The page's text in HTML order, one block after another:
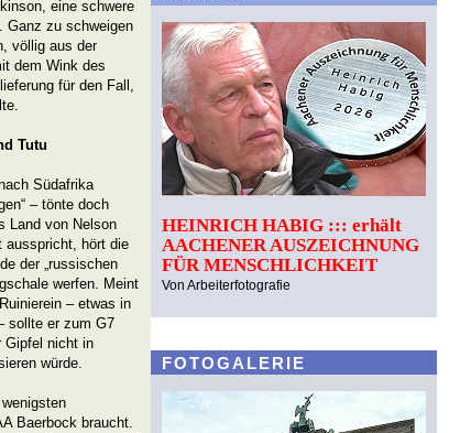
eine schwere
Ganz zu schweigen
völlig aus der
dem Wink des
für den Fall,
Tutu
Südafrika
– tönte doch
Land von Nelson
ausspricht, hört die
der „russischen
werfen. Meint
– etwas in
sollte er zum G7
Gipfel nicht in
würde.
Baerbock braucht.
HEINRICH HABIG ::: erhält
AACHENER AUSZEICHNUNG
FÜR MENSCHLICHKEIT
Von Arbeiterfotografie
FOTOGALERIE